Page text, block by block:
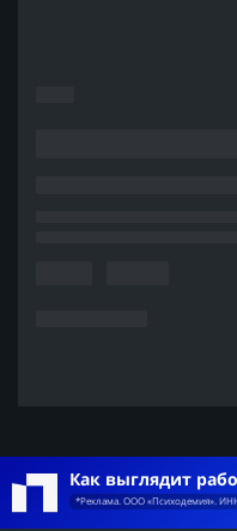
Как выглядит
*Реклама. ООО «Психодемия».